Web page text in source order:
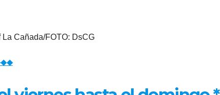
La Cañada/FOTO: DsCG